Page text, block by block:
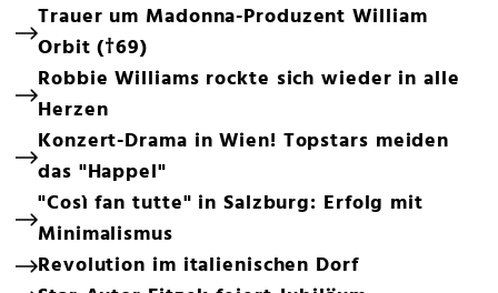
Trauer um Madonna-Produzent William
Orbit (†69)
Robbie Williams rockte sich wieder in alle
Herzen
Konzert-Drama in Wien! Topstars meiden
das "Happel"
"Così fan tutte" in Salzburg: Erfolg mit
Minimalismus
Revolution im italienischen Dorf